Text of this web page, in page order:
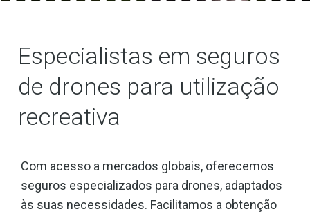
Especialistas em seguros
de drones para utilização
recreativa
Com acesso a mercados globais, oferecemos
seguros especializados para drones, adaptados
às suas necessidades. Facilitamos a obtenção